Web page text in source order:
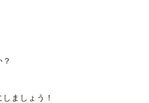
ましょう！